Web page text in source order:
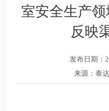
室安全生产
反映
发布日期：
来源：泰